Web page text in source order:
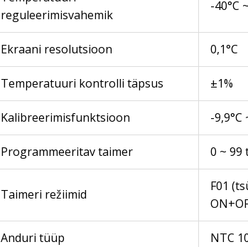
reguleerimisvahemik
-40°C
Ekraani resolutsioon 0,1°C
Temperatuuri kontrolli täpsus ±1%
Kalibreerimisfunktsioon -9,9°C
Programmeeritav taimer 0 ~ 99
Taimeri režiimid
F01
Anduri tüüp NTC